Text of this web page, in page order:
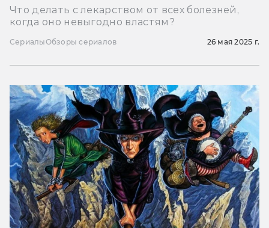
Что делать с лекарством от всех болезней,
когда оно невыгодно властям?
СериалыОбзоры сериалов 26 мая 2025 г.